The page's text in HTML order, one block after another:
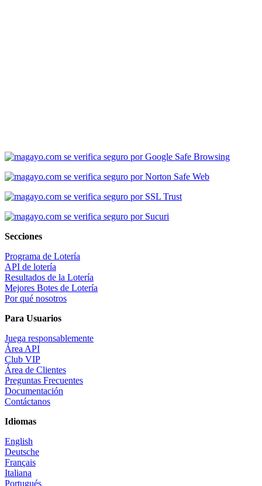
Secciones
Programa de Lotería
API de lotería
Resultados de la Lotería
Mejores Botes de Lotería
Por qué nosotros
Para Usuarios
Juega responsablemente
Área API
Club VIP
Área de Clientes
Preguntas Frecuentes
Documentación
Contáctanos
Idiomas
English
Deutsche
Français
Italiana
Portugués